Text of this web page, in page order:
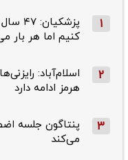
1
کنیم اما هر بار
2
اسلام‌آباد:
هرمز ادامه دارد
3
پنتاگون جلسه
می‌کند